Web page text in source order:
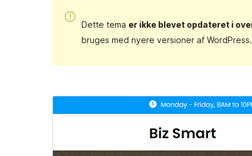
Dette tema er ikke blevet opdateret i
bruges med nyere versioner af WordPress.